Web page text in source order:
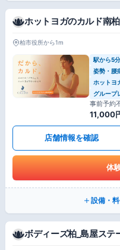
ホットヨガのカルド南
柏市役所から1m
駅から5
姿勢・腰
ホットヨ
グループ
事前予約
11,000
店舗情報を確認
体
設備・
ボディーズ柏_島屋ステ